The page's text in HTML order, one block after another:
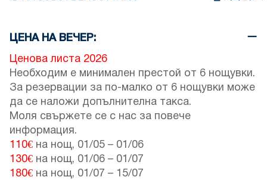
ЦЕНА НА ВЕЧЕР:
Ценова листа 2026
Необходим е минимален престой от 6 нощувки.
За резервации за по-малко от 6 нощувки може
да се наложи допълнителна такса.
Моля свържете се с нас за повече
информация.
110€ на нощ, 01/05 – 01/06
130€ на нощ, 01/06 – 01/07
180€ на нощ, 01/07 – 15/07